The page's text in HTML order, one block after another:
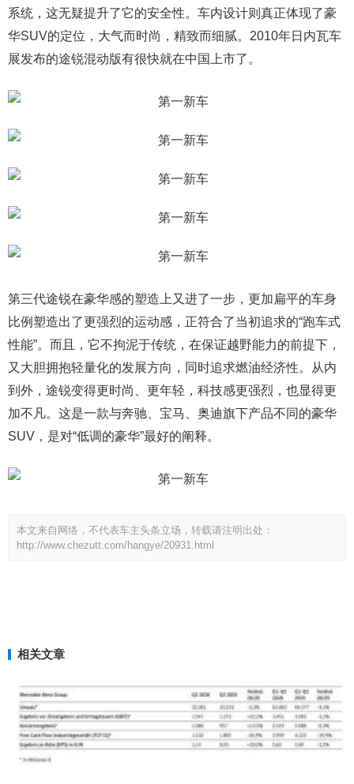
系统，这无疑提升了它的安全性。车内设计则真正体现了豪
华SUV的定位，大气而时尚，精致而细腻。2010年日内瓦车
展发布的途锐混动版有很快就在中国上市了。
第三代途锐在豪华感的塑造上又进了一步，更加扁平的车身
比例塑造出了更强烈的运动感，正符合了当初追求的“跑车式
性能”。而且，它不拘泥于传统，在保证越野能力的前提下，
又大胆拥抱轻量化的发展方向，同时追求燃油经济性。从内
到外，途锐变得更时尚、更年轻，科技感更强烈，也显得更
加不凡。这是一款与奔驰、宝马、奥迪旗下产品不同的豪华
SUV，是对“低调的豪华”最好的阐释。
本文来自网络，不代表车主头条立场，转载请注明出处：
http://www.chezutt.com/hangye/20931.html
相关文章